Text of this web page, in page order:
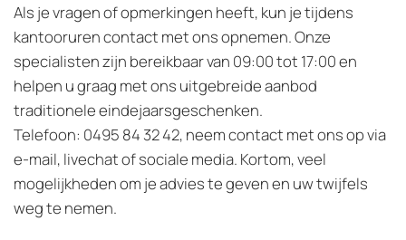
Als je vragen of opmerkingen heeft, kun je tijdens
kantooruren contact met ons opnemen. Onze
specialisten zijn bereikbaar van 09:00 tot 17:00 en
helpen u graag met ons uitgebreide aanbod
traditionele eindejaarsgeschenken.
Telefoon: 0495 84 32 42, neem contact met ons op via
e-mail, livechat of sociale media. Kortom, veel
mogelijkheden om je advies te geven en uw twijfels
weg te nemen.